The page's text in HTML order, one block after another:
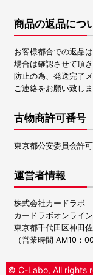
商品の返品につ
お客様都合での返品
場合は確認させて頂
防止の為、発送完了
ご連絡をお願い致しま
古物商許可番号
東京都公安委員会許
運営者情報
株式会社カードラボ
カードラボオンライ
東京都千代田区神田
（営業時間 AM10：
© C-Labo, All rights